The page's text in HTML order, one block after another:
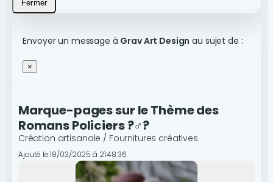
Fermer
Envoyer un message à Grav Art Design au sujet de :
×
Marque-pages sur le Thème des
Romans Policiers ?️‍♂️?
Création artisanale / Fournitures créatives
Ajouté le 18/03/2025 à 21:48:36